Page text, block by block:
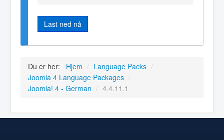
Last ned nå
Du er her: Hjem / Language Packs /
Joomla 4 Language Packages /
Joomla! 4 - German / 4.4.11.1